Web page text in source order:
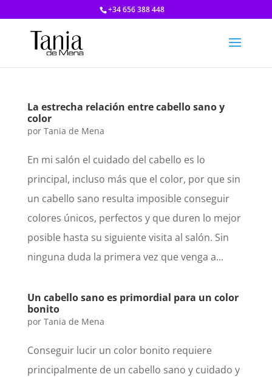
+34 656 388 448
La estrecha relación entre cabello sano y
color
por Tania de Mena
En mi salón el cuidado del cabello es lo
principal, incluso más que el color, por que sin
un cabello sano resulta imposible conseguir
colores únicos, perfectos y que duren lo mejor
posible hasta su siguiente visita al salón. Sin
ninguna duda la primera vez que venga a...
Un cabello sano es primordial para un color
bonito
por Tania de Mena
Conseguir lucir un color bonito requiere
principalmente de un cabello sano y cuidado y